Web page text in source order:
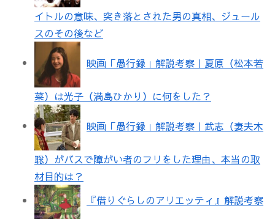
イトルの意味、突き落とされた男の真相、ジュール
スのその後など
映画「愚行録」解説考察｜夏原（松本若
菜）は光子（満島ひかり）に何をした？
映画「愚行録」解説考察｜武志（妻夫木
聡）がバスで障がい者のフリをした理由、本当の取
材目的は？
『借りぐらしのアリエッティ』解説考察